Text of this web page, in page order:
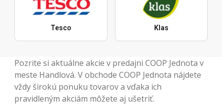
Tesco Klas
Pozrite si aktuálne akcie v predajni COOP Jednota v
meste Handlová. V obchode COOP Jednota nájdete
vždy širokú ponuku tovarov a vďaka ich
pravidleným akciám môžete aj ušetriť.